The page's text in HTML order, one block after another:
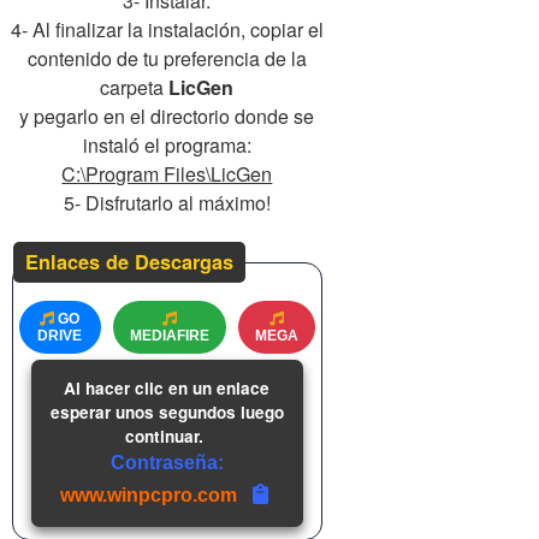
4- Al finalizar la instalación, copiar el
contenido de tu preferencia de la
carpeta LicGen
y pegarlo en el directorio donde se
instaló el programa:
C:\Program Files\LicGen
5- Disfrutarlo al máximo!
Enlaces de Descargas
GO
DRIVE
MEDIAFIRE MEGA
Al hacer clic en un enlace
esperar unos segundos luego
continuar.
Contraseña:
www.winpcpro.com